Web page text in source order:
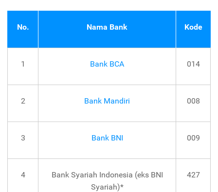
No. Nama Bank Kode
1 Bank BCA 014
2 Bank Mandiri 008
3 Bank BNI 009
4
Bank Syariah Indonesia (eks BNI
Syariah)*
427